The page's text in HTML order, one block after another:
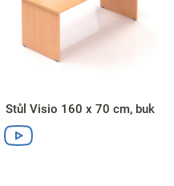
Stůl Visio 160 x 70 cm, buk